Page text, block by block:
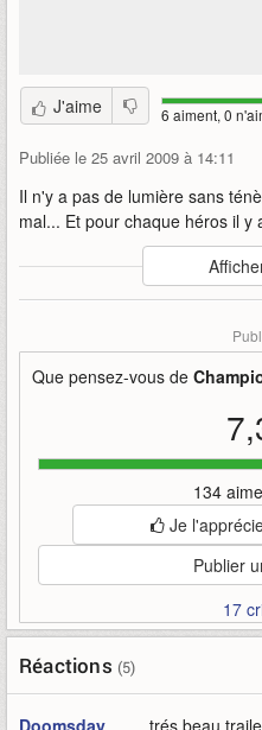
J'aime 6 aiment, 0
Publiée le 25 avril 2009 à 14:11
Il n'y a pas de lumière sans
mal... Et pour chaque héros il y
Auteur
Cryptic
: Mind
Que pensez-vous de
134
Je
Publier
17
Réactions (5)